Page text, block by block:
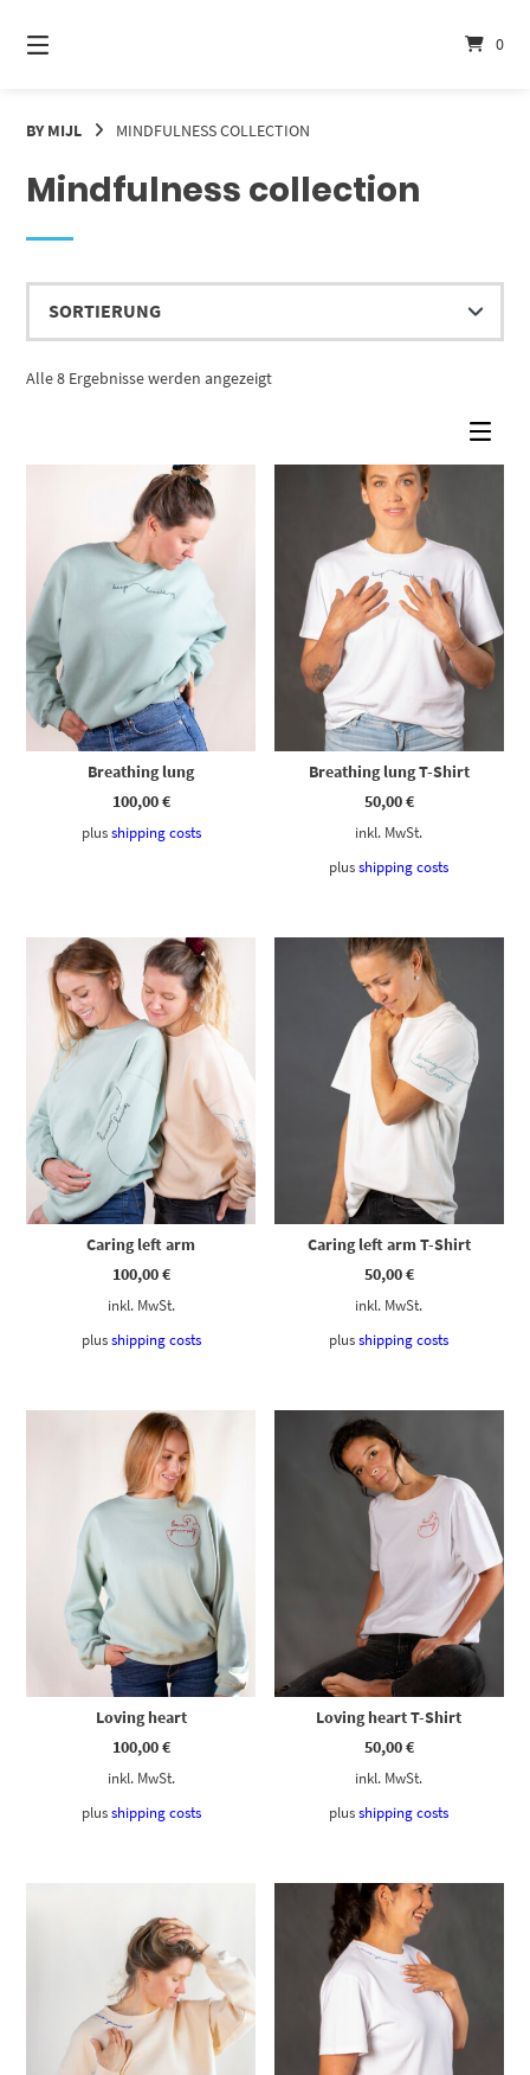
zum
Inhalt
0
BY MIJL MINDFULNESS COLLECTION
Mindfulness collection
Alle 8 Ergebnisse werden angezeigt
Breathing lung
100,00€
plus shipping costs
Dieses Produkt weist mehrere Varianten auf. Die Optionen können auf der Produktseite gewählt werden
Breathing lung T-Shirt
50,00€
inkl. MwSt.
plusshipping costs
Dieses Produkt weist mehrere Varianten auf. Die Optionen können auf der Produktseite gewählt werden
Caring left arm
100,00€
inkl. MwSt.
plus shipping costs
Dieses Produkt weist mehrere Varianten auf. Die Optionen können auf der Produktseite gewählt werden
Caring left arm T-Shirt
50,00€
inkl. MwSt.
plusshipping costs
Dieses Produkt weist mehrere Varianten auf. Die Optionen können auf der Produktseite gewählt werden
Loving heart
100,00€
inkl. MwSt.
plus shipping costs
Dieses Produkt weist mehrere Varianten auf. Die Optionen können auf der Produktseite gewählt werden
Loving heart T-Shirt
50,00€
inkl. MwSt.
plusshipping costs
Dieses Produkt weist mehrere Varianten auf. Die Optionen können auf der Produktseite gewählt werden